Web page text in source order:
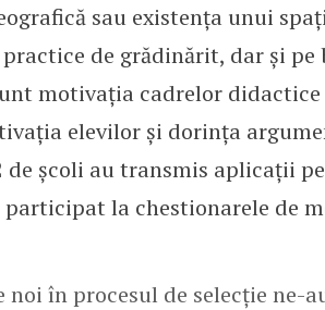
sau existența unui
de grădinărit, dar și
motivația cadrelor
elevilor și dorința
de școli au transmis aplicații
participat la chestionarele de
noi în procesul de selecție ne-